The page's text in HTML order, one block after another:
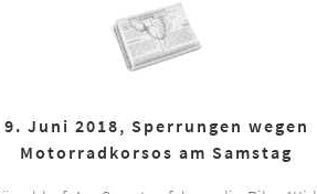
9. Juni 2018, Sperrungen wegen
Motorradkorsos am Samstag